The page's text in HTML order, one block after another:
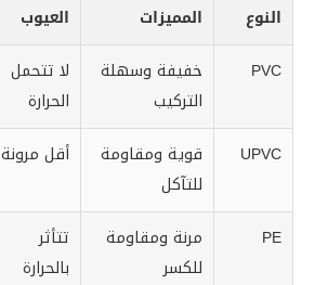
النوع المميزات العيوب
PVC
خفيفة وسهلة
التركيب
لا تتحمل
الحرارة
UPVC
قوية ومقاومة
للتآكل
أقل مرونة
PE
مرنة ومقاومة
للكسر
تتأثر
بالحرارة